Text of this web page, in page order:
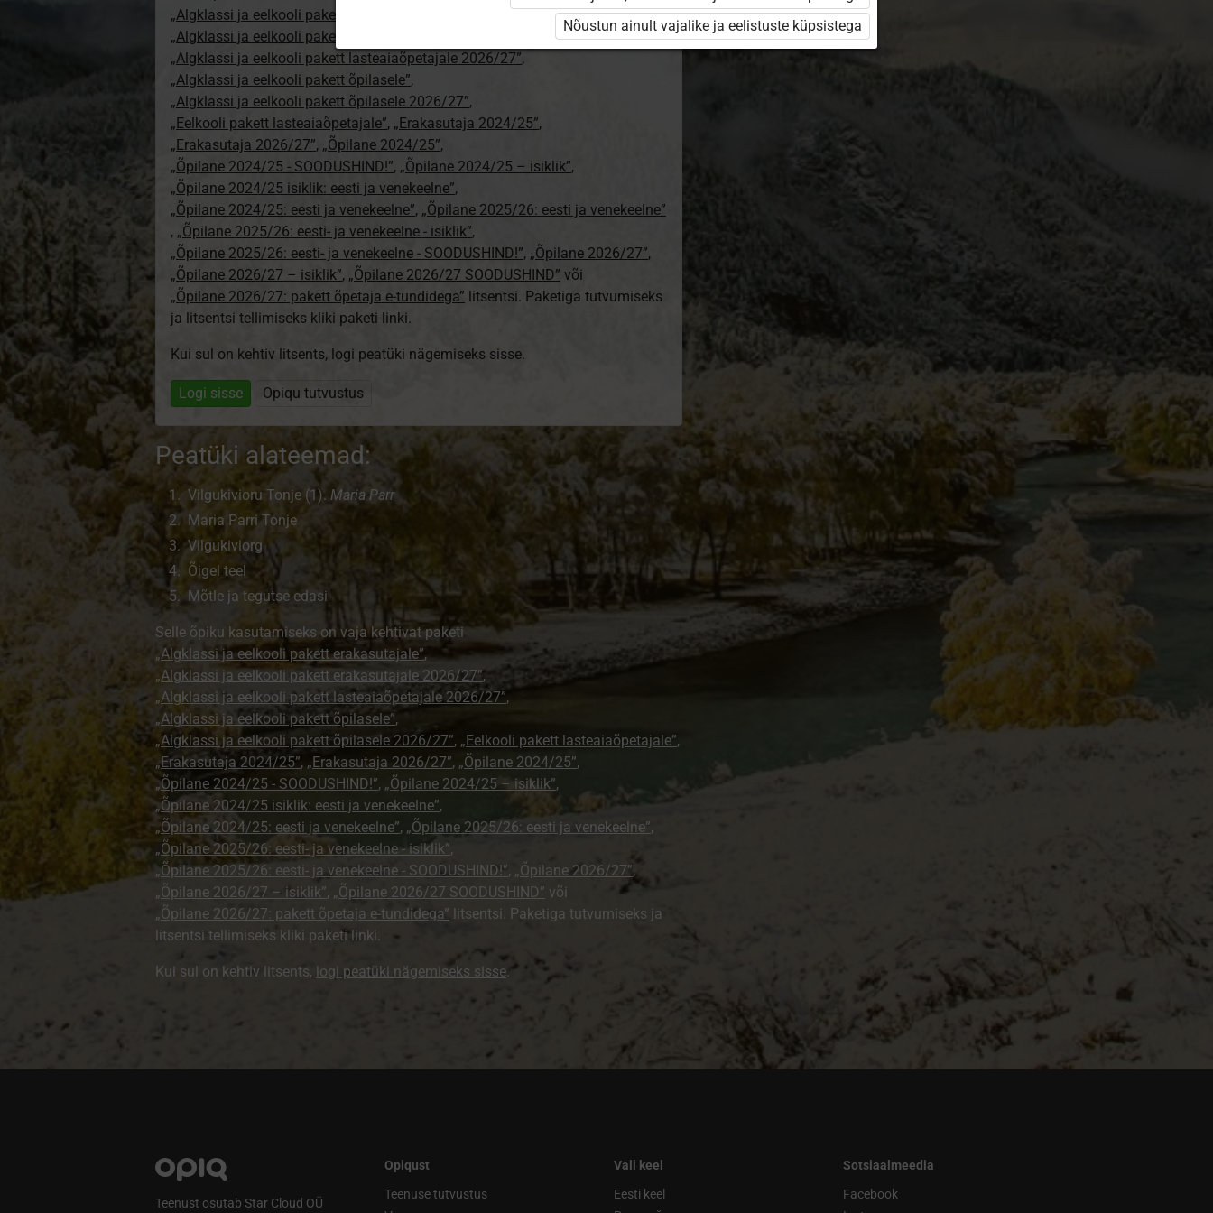
„Algklassi ja eelkooli pakett erakasutajale”
„Algklassi ja eelkooli pakett erakasutajale 2026/27”
„Algklassi ja eelkooli pakett lasteaiaõpetajale 2026/27”,
„Algklassi ja eelkooli pakett õpilasele”,
„Algklassi ja eelkooli pakett õpilasele 2026/27”,
„Eelkooli pakett lasteaiaõpetajale”, „Erakasutaja 2024/25”,
„Erakasutaja 2026/27”, „Õpilane 2024/25”,
„Õpilane 2024/25 - SOODUSHIND!”, „Õpilane 2024/25 – isiklik”,
„Õpilane 2024/25 isiklik: eesti ja venekeelne”,
„Õpilane 2024/25: eesti ja venekeelne”, „Õpilane 2025/26: eesti ja venekeelne”
, „Õpilane 2025/26: eesti- ja venekeelne - isiklik”,
„Õpilane 2025/26: eesti- ja venekeelne - SOODUSHIND!”, „Õpilane 2026/27”,
„Õpilane 2026/27 – isiklik”, „Õpilane 2026/27 SOODUSHIND” või
„Õpilane 2026/27: pakett õpetaja e-tundidega” litsentsi. Paketiga tutvumiseks
ja litsentsi tellimiseks kliki paketi linki.
Kui sul on kehtiv litsents, logi peatüki nägemiseks sisse.
Logi sisse Opiqu tutvustus
Peatüki alateemad:
Vilgukivioru Tonje (1). Maria Parr
Maria Parri Tonje
Vilgukiviorg
Õigel teel
Mõtle ja tegutse edasi
Selle õpiku kasutamiseks on vaja kehtivat paketi
„Algklassi ja eelkooli pakett erakasutajale”,
„Algklassi ja eelkooli pakett erakasutajale 2026/27”,
„Algklassi ja eelkooli pakett lasteaiaõpetajale 2026/27”,
„Algklassi ja eelkooli pakett õpilasele”,
„Algklassi ja eelkooli pakett õpilasele 2026/27”, „Eelkooli pakett lasteaiaõpetajale”,
„Erakasutaja 2024/25”, „Erakasutaja 2026/27”, „Õpilane 2024/25”,
„Õpilane 2024/25 - SOODUSHIND!”, „Õpilane 2024/25 – isiklik”,
„Õpilane 2024/25 isiklik: eesti ja venekeelne”,
„Õpilane 2024/25: eesti ja venekeelne”, „Õpilane 2025/26: eesti ja venekeelne”,
„Õpilane 2025/26: eesti- ja venekeelne - isiklik”,
„Õpilane 2025/26: eesti- ja venekeelne - SOODUSHIND!”, „Õpilane 2026/27”,
„Õpilane 2026/27 – isiklik”, „Õpilane 2026/27 SOODUSHIND” või
„Õpilane 2026/27: pakett õpetaja e-tundidega” litsentsi. Paketiga tutvumiseks ja
litsentsi tellimiseks kliki paketi linki.
Kui sul on kehtiv litsents, logi peatüki nägemiseks sisse.
Teenust osutab Star Cloud OÜ
Opiqust
Teenuse tutvustus
Vali keel
Eesti keel
Sotsiaalmeedia
Facebook
Nõustun ainult vajalike ja eelistuste küpsistega